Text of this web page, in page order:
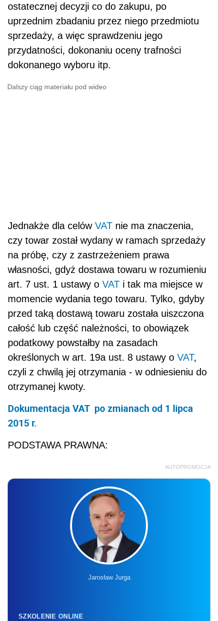
ostatecznej decyzji co do zakupu, po
uprzednim zbadaniu przez niego przedmiotu
sprzedaży, a więc sprawdzeniu jego
przydatności, dokonaniu oceny trafności
dokonanego wyboru itp.
Dalszy ciąg materiału pod wideo
Jednakże dla celówVAT nie ma znaczenia,
czy towar został wydany w ramach sprzedaży
na próbę, czy z zastrzeżeniem prawa
własności, gdyż dostawa towaru w rozumieniu
art. 7 ust. 1 ustawy oVAT i tak ma miejsce w
momencie wydania tego towaru. Tylko, gdyby
przed taką dostawą towaru została uiszczona
całość lub część należności, to obowiązek
podatkowy powstałby na zasadach
określonych w art. 19a ust. 8 ustawy oVAT,
czyli z chwilą jej otrzymania - w odniesieniu do
otrzymanej kwoty.
Dokumentacja VAT po zmianach od 1 lipca
2015 r.
PODSTAWA PRAWNA:
AUTOPROMOCJA
Jarosław Jurga
SZKOLENIE ONLINE